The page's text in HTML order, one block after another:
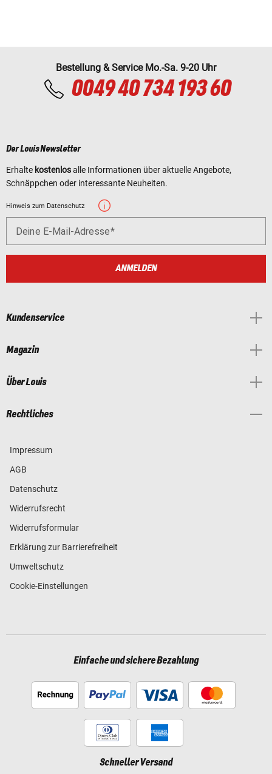
Bestellung & Service Mo.-Sa. 9-20 Uhr
0049 40 734 193 60
Der Louis Newsletter
Erhalte kostenlosalle Informationen über aktuelle Angebote,
Schnäppchen oder interessante Neuheiten.
Hinweis zum Datenschutz
Deine E-Mail-Adresse
ANMELDEN
Kundenservice
Magazin
Über Louis
Rechtliches
Impressum
AGB
Datenschutz
Widerrufsrecht
Widerrufsformular
Erklärung zur Barrierefreiheit
Umweltschutz
Cookie-Einstellungen
Einfache und sichere Bezahlung
Schneller Versand